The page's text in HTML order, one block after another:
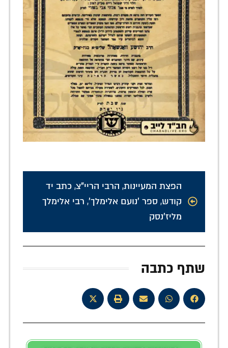
הפצת המעיינות, הרבי הריי"צ, כתב יד
קודש, ספר 'נועם אלימלך', רבי אלימלך
מליז'נסק
שתף כתבה